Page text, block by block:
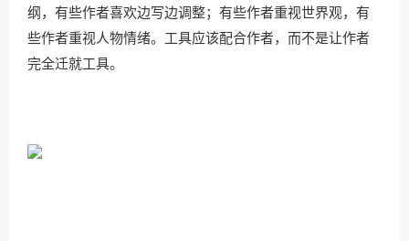
纲，有些作者喜欢边写边调整；有些作者重视世界观，有
些作者重视人物情绪。工具应该配合作者，而不是让作者
完全迁就工具。